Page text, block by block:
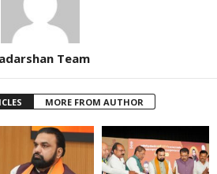
Team
MORE FROM AUTHOR